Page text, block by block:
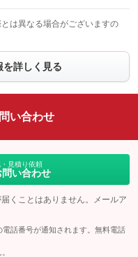
：装備なし
フロントカメラ
：装備なし
：装備なし
ルーフレール
：装備なし
：装備なし
は異なる場合がございますの
を詳しく見る
い合わせ
見積り依頼
い合わせ
くことはありません。メールア
話番号が通知されます。無料電話